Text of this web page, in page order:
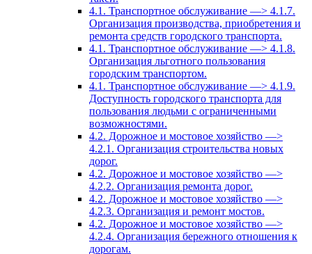
4.1. Транспортное обслуживание —> 4.1.7.
Организация производства, приобретения и
ремонта средств городского транспорта.
4.1. Транспортное обслуживание —> 4.1.8.
Организация льготного пользования
городским транспортом.
4.1. Транспортное обслуживание —> 4.1.9.
Доступность городского транспорта для
пользования людьми с ограниченными
возможностями.
4.2. Дорожное и мостовое хозяйство —>
4.2.1. Организация строительства новых
дорог.
4.2. Дорожное и мостовое хозяйство —>
4.2.2. Организация ремонта дорог.
4.2. Дорожное и мостовое хозяйство —>
4.2.3. Организация и ремонт мостов.
4.2. Дорожное и мостовое хозяйство —>
4.2.4. Организация бережного отношения к
дорогам.